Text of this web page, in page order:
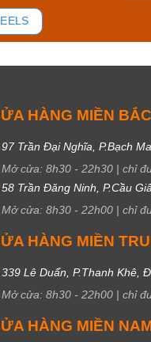
51
HÀNG MIỀN BẮC
97 Trần Đại Nghĩa, P.Bạch
Mở cửa: 8h30 - 22h30 | chỉ
58 Trần Đăng Ninh, P.Cầu
Mở cửa: 8h30 - 22h00 | chỉ
HÀNG MIỀN
339 Lê Duẩn, P.Thanh Khê,
Mở cửa: 8h30 - 22h00 | chỉ
HÀNG MIỀN